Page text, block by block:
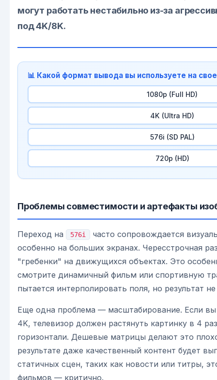
могут работать нестабильно из-за
под 4K/8K.
📊 Какой формат вывода вы используете на
1080p (Full HD)
4K (Ultra HD)
576i (SD PAL)
720p (HD)
Проблемы совместимости и артефакты
Переход на 576i
часто сопровождается
особенно на больших экранах. Чересстрочная
"гребенки" на движущихся объектах. Это
смотрите динамичный фильм или спортивную
пытается интерполировать поля, но результат
Еще одна проблема — масштабирование. Если
4K, телевизор должен растянуть картинку в 4
горизонтали. Дешевые матрицы делают это
результате даже качественный контент будет
статичных сцен, таких как новости или титры,
фильмов — критично.